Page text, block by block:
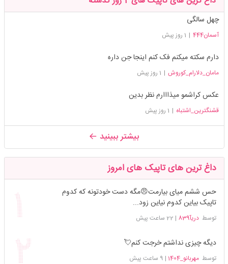
چهل سالگی
آسمان444 | 1 روز پیش
دارم سکته میکنم فک کنم اینجا جن داره
مامان_دلارام_کوروش | 1 روز پیش
عکس کراشمو میذااارم نظر بدین
قشنگترین_اشتباه | 1 روز پیش
بیشتر ببینید
داغ ترین های تاپیک های امروز
حس ششم میای بیارمت😠مگه دست خودتونه که کدوم
تاپیک بیاین کدوم نیاین زود...
توسطدریآ839 | 22 ساعت پیش
دیگه چیزی نداشتم خرجت کنم💘
توسطمهربانو_1404 | 9 ساعت پیش